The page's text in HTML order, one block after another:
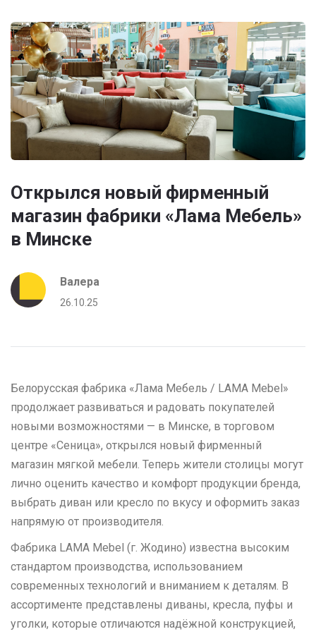
Открылся новый фирменный
магазин фабрики «Лама Мебель»
в Минске
Валера
26.10.25
Белорусская фабрика «Лама Мебель / LAMA Mebel»
продолжает развиваться и радовать покупателей
новыми возможностями — в Минске, в торговом
центре «Сеница», открылся новый фирменный
магазин мягкой мебели. Теперь жители столицы могут
лично оценить качество и комфорт продукции бренда,
выбрать диван или кресло по вкусу и оформить заказ
напрямую от производителя.
Фабрика LAMA Mebel (г. Жодино) известна высоким
стандартом производства, использованием
современных технологий и вниманием к деталям. В
ассортименте представлены диваны, кресла, пуфы и
уголки, которые отличаются надёжной конструкцией,